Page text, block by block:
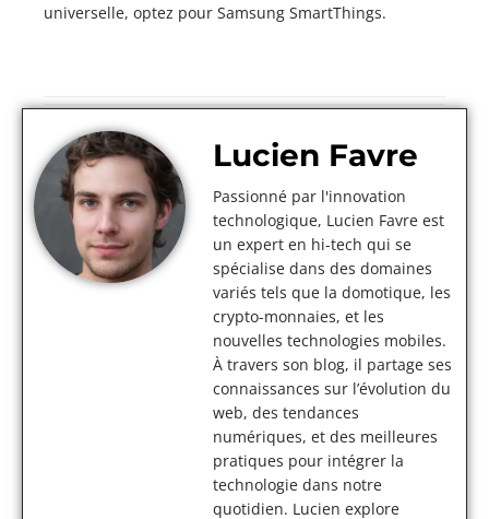
universelle, optez pour Samsung SmartThings.
Lucien Favre
Passionné par l'innovation
technologique, Lucien Favre est
un expert en hi-tech qui se
spécialise dans des domaines
variés tels que la domotique, les
crypto-monnaies, et les
nouvelles technologies mobiles.
À travers son blog, il partage ses
connaissances sur l’évolution du
web, des tendances
numériques, et des meilleures
pratiques pour intégrer la
technologie dans notre
quotidien. Lucien explore